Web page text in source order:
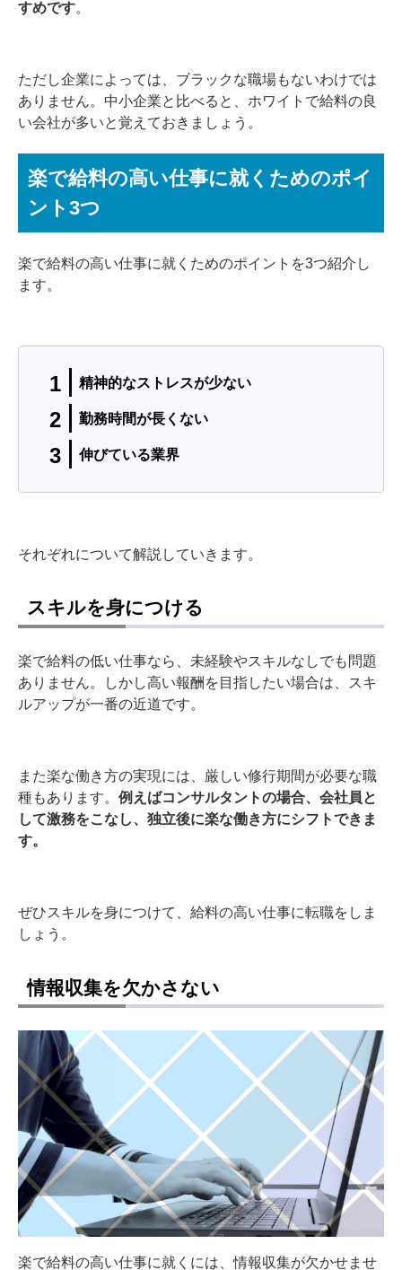
すめです
ただし企業によっては、ブラックな職場もないわけでは
ありません。中小企業と比べると、ホワイトで給料の良
い会社が多いと覚えておきましょう。
楽で給料の高い仕事に就くためのポイ
ント3つ
楽で給料の高い仕事に就くためのポイントを3つ紹介し
ます。
精神的なストレスが少ない
勤務時間が長くない
伸びている業界
それぞれについて解説していきます。
スキルを身につける
楽で給料の低い仕事なら、未経験やスキルなしでも問題
ありません。しかし高い報酬を目指したい場合は、スキ
ルアップが一番の近道です。
また楽な働き方の実現には、厳しい修行期間が必要な職
種もあります。 例えばコンサルタントの場合、会社員と
して激務をこなし、独立後に楽な働き方にシフトできま
す。
ぜひスキルを身につけて、給料の高い仕事に転職をしま
しょう。
情報収集を欠かさない
楽で給料の高い仕事に就くには、情報収集が欠かせませ